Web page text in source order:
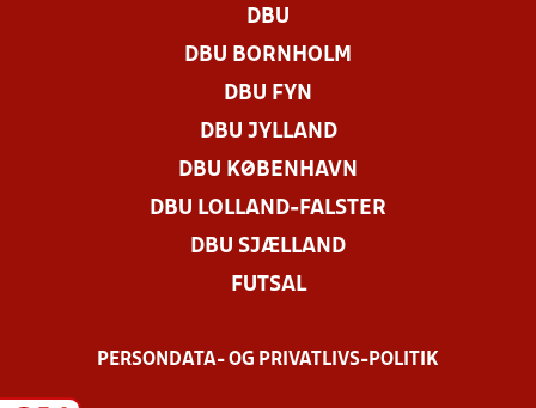
DBU
DBU BORNHOLM
DBU FYN
DBU JYLLAND
DBU KØBENHAVN
DBU LOLLAND-FALSTER
DBU SJÆLLAND
FUTSAL
PERSONDATA- OG PRIVATLIVS-POLITIK